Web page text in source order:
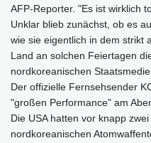
AFP-Reporter. "Es ist wirklich
Unklar blieb zunächst, ob es
wie sie eigentlich in dem strikt
Land an solchen Feiertagen
nordkoreanischen
Der offizielle Fernsehsender
"großen Performance" am
Die USA hatten vor knapp
nordkoreanischen